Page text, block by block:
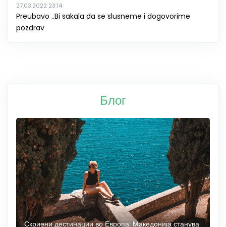
27.03.2022 23:14
Preubavo ..Bi sakala da se slusneme i dogovorime
pozdrav
Блог
Скриени дестинации во Европа: Македонија станува